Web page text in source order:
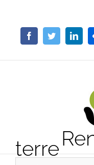
contenuFacebookTwitter
terre